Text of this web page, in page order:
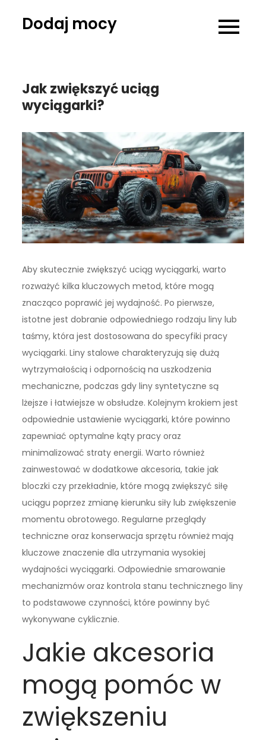
Dodaj mocy
Jak zwiększyć uciąg
wyciągarki?
Aby skutecznie zwiększyć uciąg wyciągarki, warto
rozważyć kilka kluczowych metod, które mogą
znacząco poprawić jej wydajność. Po pierwsze,
istotne jest dobranie odpowiedniego rodzaju liny lub
taśmy, która jest dostosowana do specyfiki pracy
wyciągarki. Liny stalowe charakteryzują się dużą
wytrzymałością i odpornością na uszkodzenia
mechaniczne, podczas gdy liny syntetyczne są
lżejsze i łatwiejsze w obsłudze. Kolejnym krokiem jest
odpowiednie ustawienie wyciągarki, które powinno
zapewniać optymalne kąty pracy oraz
minimalizować straty energii. Warto również
zainwestować w dodatkowe akcesoria, takie jak
bloczki czy przekładnie, które mogą zwiększyć siłę
uciągu poprzez zmianę kierunku siły lub zwiększenie
momentu obrotowego. Regularne przeglądy
techniczne oraz konserwacja sprzętu również mają
kluczowe znaczenie dla utrzymania wysokiej
wydajności wyciągarki. Odpowiednie smarowanie
mechanizmów oraz kontrola stanu technicznego liny
to podstawowe czynności, które powinny być
wykonywane cyklicznie.
Jakie akcesoria
mogą pomóc w
zwiększeniu